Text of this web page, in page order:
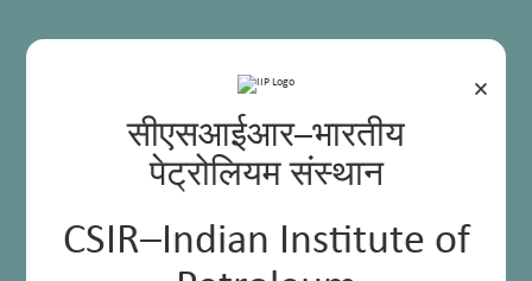
×
सीएसआईआर–भारतीय
पेट्रोलियम संस्थान
CSIR–Indian Institute of